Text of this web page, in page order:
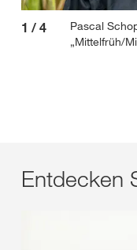
1 / 4
Pascal
„Mittelfrüh/
Entdecken